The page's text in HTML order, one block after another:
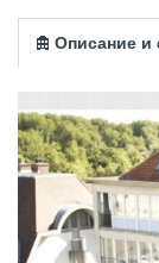
Описание и